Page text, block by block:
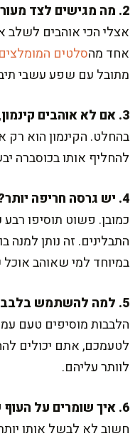
2. מה מגישים לצד מעורב?
אצלי הכי אוהבים לשלב
אחד מהסלטים המומלצים
מתובל עם שפע עשבי
3. אם לא אוהבים קינמון, אפשר לוותר?
בהחלט. הקינמון הוא
להחליף אותו בכוסברה
4. יש גרסה חריפה יותר?
כמובן. פשוט תוסיפו
התבלינים. זה נותן
במיוחד למי שאוהב
5. למה להשתמש בלבבות?
הלבבות מוסיפים טעם
לטעמכם, אתם יכולים
לוותר עליהם.
6. איך שומרים על העוף שלא יתייבש?
חשוב לא לבשל אותו